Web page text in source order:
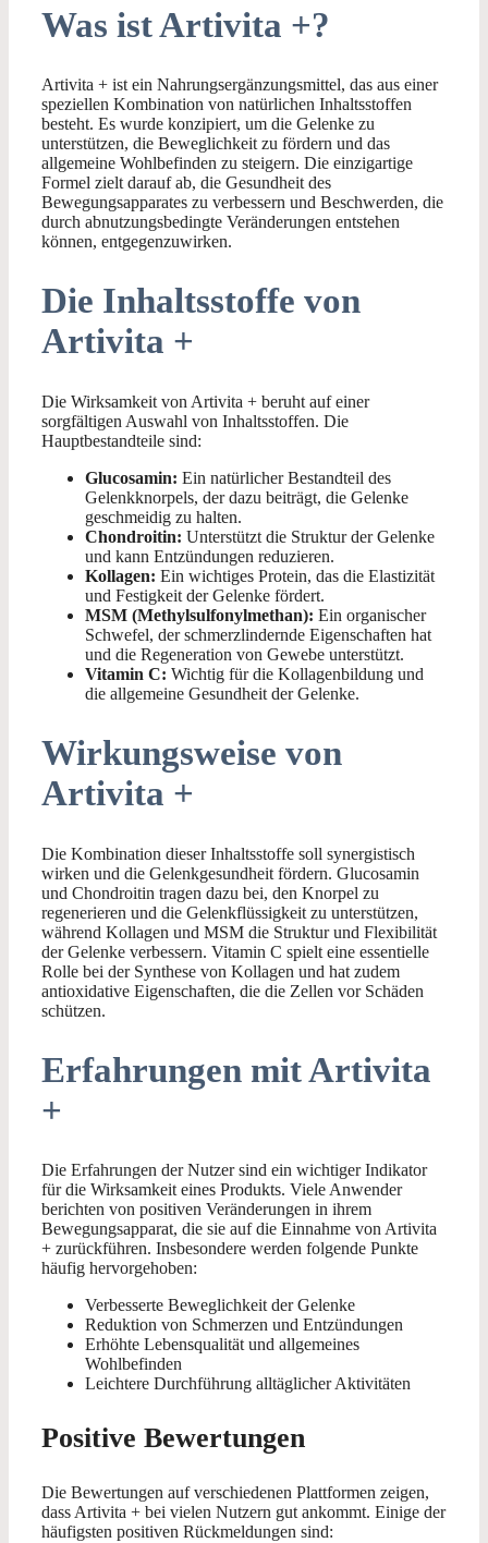
Was ist Artivita +?
Artivita + ist ein Nahrungsergänzungsmittel, das aus einer
speziellen Kombination von natürlichen Inhaltsstoffen
besteht. Es wurde konzipiert, um die Gelenke zu
unterstützen, die Beweglichkeit zu fördern und das
allgemeine Wohlbefinden zu steigern. Die einzigartige
Formel zielt darauf ab, die Gesundheit des
Bewegungsapparates zu verbessern und Beschwerden, die
durch abnutzungsbedingte Veränderungen entstehen
können, entgegenzuwirken.
Die Inhaltsstoffe von
Artivita +
Die Wirksamkeit von Artivita + beruht auf einer
sorgfältigen Auswahl von Inhaltsstoffen. Die
Hauptbestandteile sind:
Glucosamin: Ein natürlicher Bestandteil des
Gelenkknorpels, der dazu beiträgt, die Gelenke
geschmeidig zu halten.
Chondroitin: Unterstützt die Struktur der Gelenke
und kann Entzündungen reduzieren.
Kollagen: Ein wichtiges Protein, das die Elastizität
und Festigkeit der Gelenke fördert.
MSM (Methylsulfonylmethan): Ein organischer
Schwefel, der schmerzlindernde Eigenschaften hat
und die Regeneration von Gewebe unterstützt.
Vitamin C: Wichtig für die Kollagenbildung und
die allgemeine Gesundheit der Gelenke.
Wirkungsweise von
Artivita +
Die Kombination dieser Inhaltsstoffe soll synergistisch
wirken und die Gelenkgesundheit fördern. Glucosamin
und Chondroitin tragen dazu bei, den Knorpel zu
regenerieren und die Gelenkflüssigkeit zu unterstützen,
während Kollagen und MSM die Struktur und Flexibilität
der Gelenke verbessern. Vitamin C spielt eine essentielle
Rolle bei der Synthese von Kollagen und hat zudem
antioxidative Eigenschaften, die die Zellen vor Schäden
schützen.
Erfahrungen mit Artivita
+
Die Erfahrungen der Nutzer sind ein wichtiger Indikator
für die Wirksamkeit eines Produkts. Viele Anwender
berichten von positiven Veränderungen in ihrem
Bewegungsapparat, die sie auf die Einnahme von Artivita
+ zurückführen. Insbesondere werden folgende Punkte
häufig hervorgehoben:
Verbesserte Beweglichkeit der Gelenke
Reduktion von Schmerzen und Entzündungen
Erhöhte Lebensqualität und allgemeines
Wohlbefinden
Leichtere Durchführung alltäglicher Aktivitäten
Positive Bewertungen
Die Bewertungen auf verschiedenen Plattformen zeigen,
dass Artivita + bei vielen Nutzern gut ankommt. Einige der
häufigsten positiven Rückmeldungen sind: